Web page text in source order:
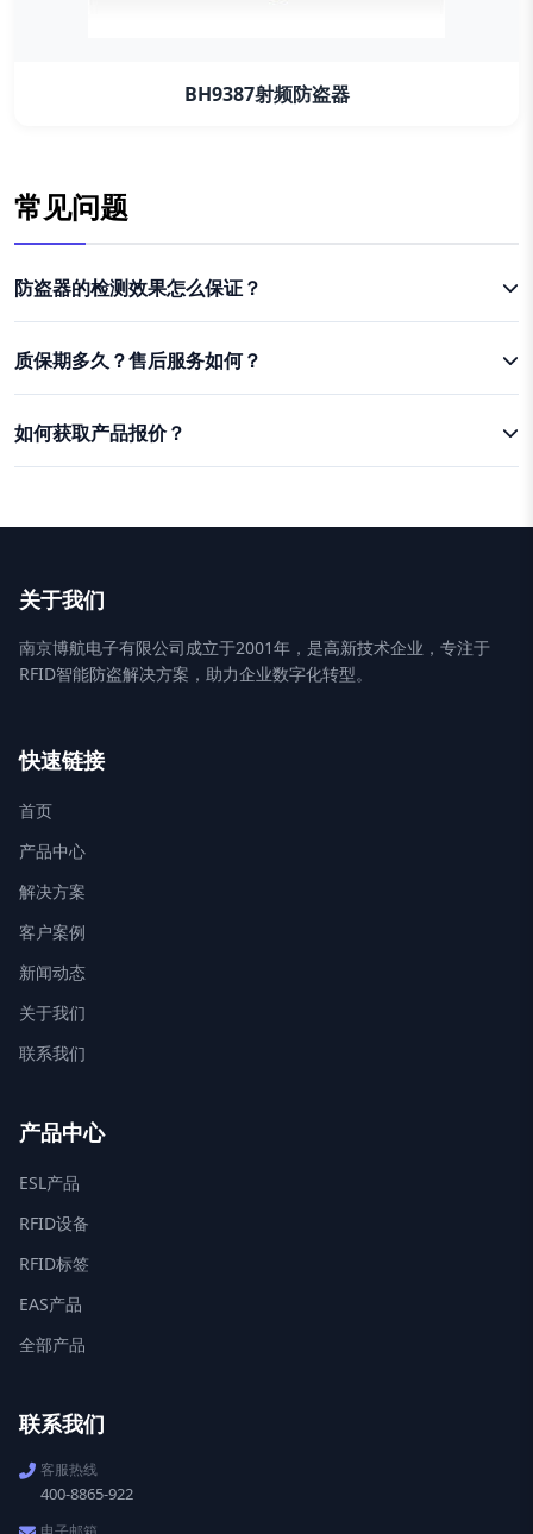
BH9387射频防盗器
常见问题
防盗器的检测效果怎么保证？
质保期多久？售后服务如何？
如何获取产品报价？
关于我们
南京博航电子有限公司成立于2001年，是高新技术企业，专注于
RFID智能防盗解决方案，助力企业数字化转型。
快速链接
首页
产品中心
解决方案
客户案例
新闻动态
关于我们
联系我们
产品中心
ESL产品
RFID设备
RFID标签
EAS产品
全部产品
联系我们
客服热线
400-8865-922